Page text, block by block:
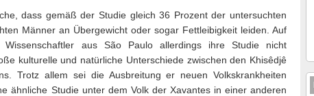
dass gemäß der Studie gleich 36 Prozent der untersuchten
Männer an Übergewicht oder sogar Fettleibigkeit leiden. Auf
aus São Paulo allerdings ihre Studie nicht
kulturelle und natürliche Unterschiede zwischen den Khisêdjê
Trotz allem sei die Ausbreitung er neuen Volkskrankheiten
ähnliche Studie unter dem Volk der Xavantes in einer anderen